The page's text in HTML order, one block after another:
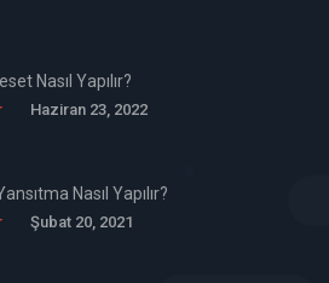
Nasıl Yapılır?
Haziran 23, 2022
Nasıl Yapılır?
Şubat 20, 2021